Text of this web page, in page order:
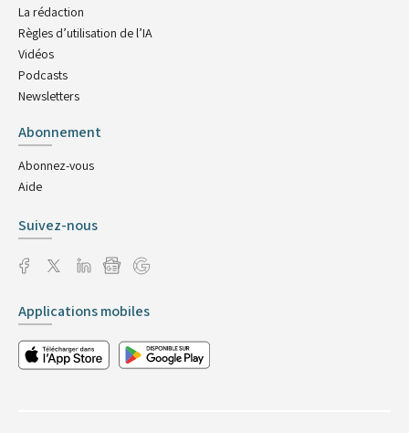
La rédaction
Règles d’utilisation de l’IA
Vidéos
Podcasts
Newsletters
Abonnement
Abonnez-vous
Aide
Suivez-nous
Applications mobiles